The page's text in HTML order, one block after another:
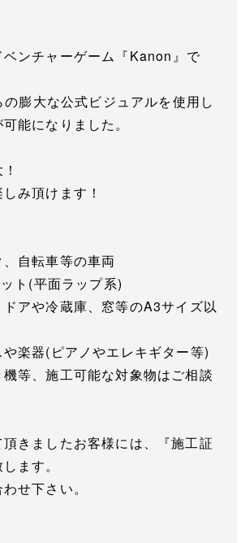
ンチャーゲーム『Kanon』で
の膨大な公式ビジュアルを使用し
能になりました。
み頂けます！
自転車等の車両
ト(平面ラップ系)
ドアや冷蔵庫、窓等のA3サイズ以
楽器(ピアノやエレキギター等)
機等、施工可能な対象物はご相談
きましたお客様には、『施工証
ます。
せ下さい。